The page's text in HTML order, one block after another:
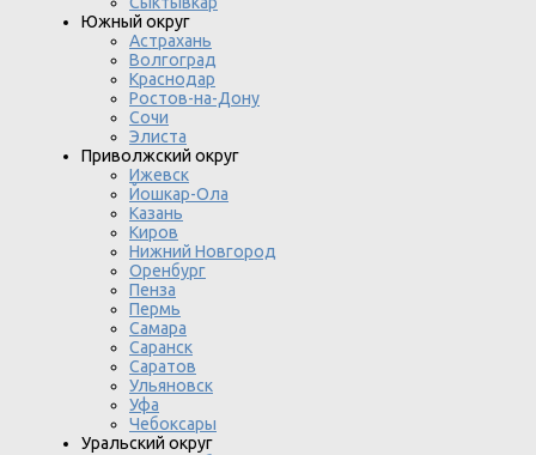
Южный округ
Астрахань
Волгоград
Краснодар
Ростов-на-Дону
Сочи
Элиста
Приволжский округ
Ижевск
Йошкар-Ола
Казань
Киров
Нижний Новгород
Оренбург
Пенза
Пермь
Самара
Саранск
Саратов
Ульяновск
Уфа
Чебоксары
Уральский округ